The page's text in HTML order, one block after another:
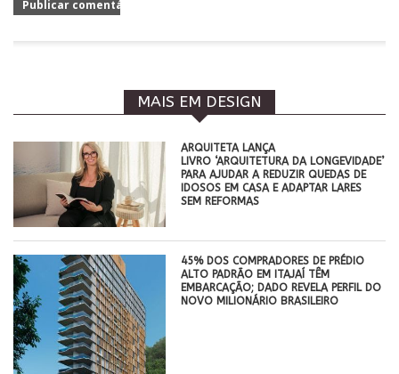
MAIS EM DESIGN
ARQUITETA LANÇA
LIVRO ‘ARQUITETURA DA LONGEVIDADE’
PARA AJUDAR A REDUZIR QUEDAS DE
IDOSOS EM CASA E ADAPTAR LARES
SEM REFORMAS
45% DOS COMPRADORES DE PRÉDIO
ALTO PADRÃO EM ITAJAÍ TÊM
EMBARCAÇÃO; DADO REVELA PERFIL DO
NOVO MILIONÁRIO BRASILEIRO